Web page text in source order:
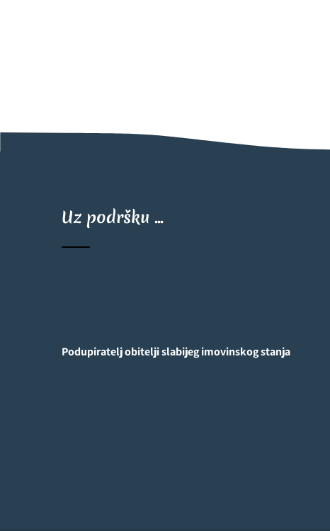
Uz podršku ...
Podupiratelj obitelji slabijeg imovinskog stanja